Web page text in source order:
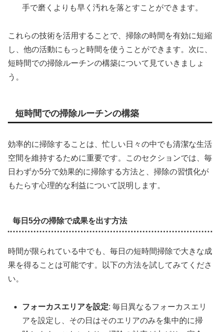
手で磨くよりも早く汚れを落とすことができます。
これらの技術を活用することで、掃除の時間を有効に短縮
し、他の活動にもっと時間を使うことができます。次に、
短時間での掃除ルーチンの構築について見ていきましょ
う。
短時間での掃除ルーチンの構築
効率的に掃除することは、忙しい日々の中でも清潔な生活
空間を維持するために重要です。このセクションでは、毎
日わずか5分で効果的に掃除する方法と、掃除の習慣化が
もたらす心理的な利益について説明します。
毎日5分の掃除で成果を出す方法
時間が限られている中でも、毎日の短時間掃除で大きな成
果を得ることは可能です。以下の方法を試してみてくださ
い。
フォーカスエリアを設定: 毎日異なるフォーカスエリ
アを設定し、その日はそのエリアのみを集中的に掃